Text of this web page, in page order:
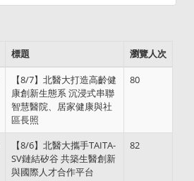
標題 瀏覽人次
【8/7】北醫大打造高齡健
康創新生態系 沉浸式串聯
智慧醫院、居家健康與社
區長照
80
【8/6】北醫大攜手TAITA-
SV鏈結矽谷 共築生醫創新
與國際人才合作平台
82